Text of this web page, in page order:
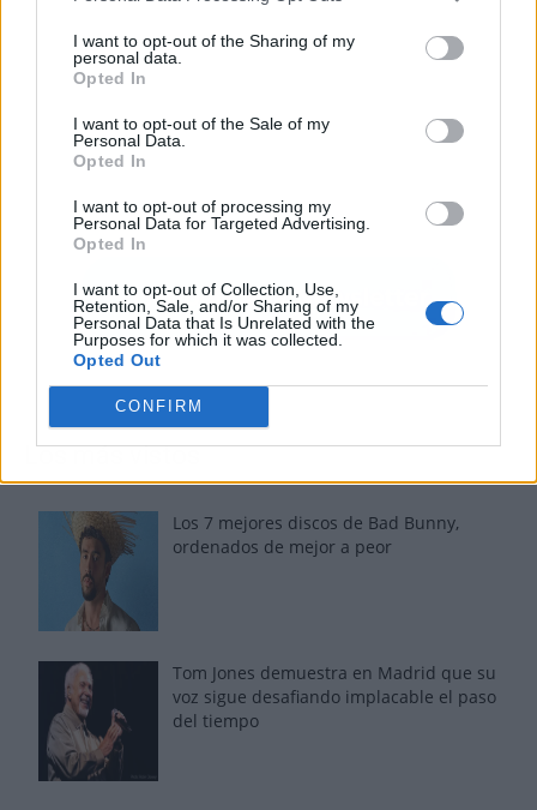
I want to opt-out of the Sharing of my
personal data.
Opted In
I want to opt-out of the Sale of my
Personal Data.
Opted In
I want to opt-out of processing my
Personal Data for Targeted Advertising.
Opted In
I want to opt-out of Collection, Use,
Retention, Sale, and/or Sharing of my
Personal Data that Is Unrelated with the
Purposes for which it was collected.
Opted Out
CONFIRM
Los más vistos
Los 7 mejores discos de Bad Bunny,
ordenados de mejor a peor
Tom Jones demuestra en Madrid que su
voz sigue desafiando implacable el paso
del tiempo